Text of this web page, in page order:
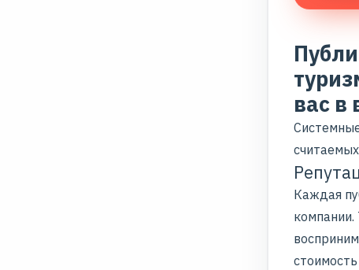
вас в
Каждая
компании.